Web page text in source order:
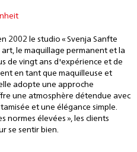
2002 le studio « Svenja Sanfte
art, le maquillage permanent et la
de vingt ans d'expérience et de
en tant que maquilleuse et
adopte une approche
une atmosphère détendue avec
et une élégance simple.
normes élevées », les clients
se sentir bien.